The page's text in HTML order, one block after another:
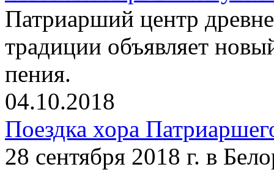
Патриарший центр
традиции объявляет
пения.
04.10.2018
Поездка хора
28 сентября 2018 г. в